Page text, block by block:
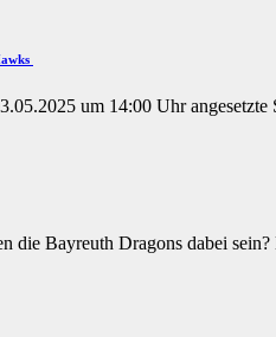
um 14:00 Uhr
die Bayreuth Dragons dabei